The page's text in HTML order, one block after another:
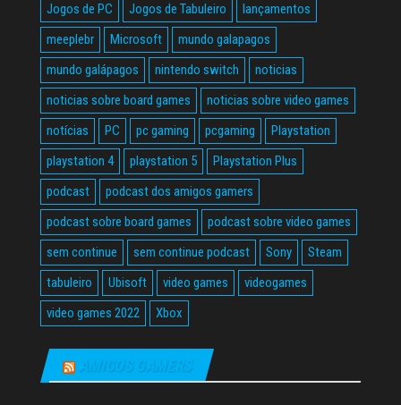
Jogos de PC
Jogos de Tabuleiro
lançamentos
meeplebr
Microsoft
mundo galapagos
mundo galápagos
nintendo switch
noticias
noticias sobre board games
noticias sobre video games
notícias
PC pc gaming pcgaming
Playstation
playstation 4
playstation 5
Playstation Plus
podcast
podcast dos amigos gamers
podcast sobre board games
podcast sobre video games
sem continue
sem continue podcast Sony
Steam
tabuleiro
Ubisoft video games
videogames
video games 2022
Xbox
AMIGOS GAMERS